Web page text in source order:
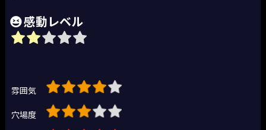
感動レベル
雰囲気
穴場度